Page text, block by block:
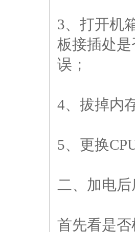
3、打开机
板接插处
误；
4、拔掉内
5、更换
二、加电
首先看是